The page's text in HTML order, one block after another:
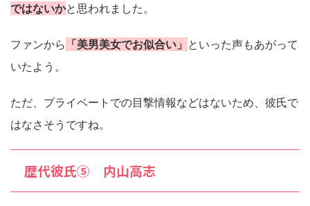
ではないかと思われました。
ファンから 「美男美女でお似合い」 といった声もあがって
いたよう。
ただ、プライベートでの目撃情報などはないため、彼氏で
はなさそうですね。
歴代彼氏⑤ 内山高志